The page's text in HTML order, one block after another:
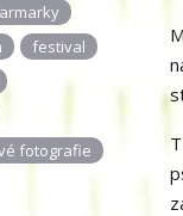
festival
fotografie